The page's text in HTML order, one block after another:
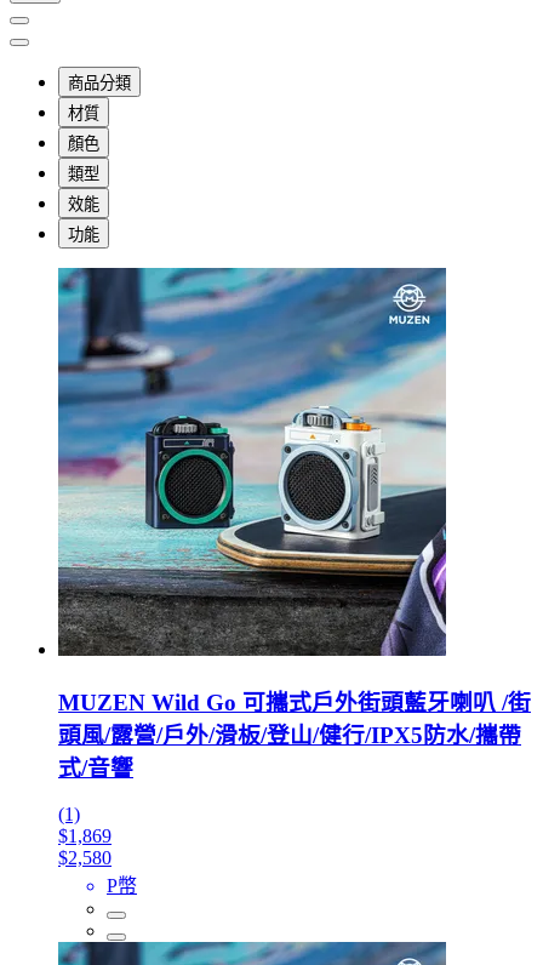
商品分類
材質
顏色
類型
效能
功能
MUZEN Wild Go 可攜式戶外街頭藍牙喇叭 /街
頭風/露營/戶外/滑板/登山/健行/IPX5防水/攜帶
式/音響
(1)
$1,869
$2,580
P幣